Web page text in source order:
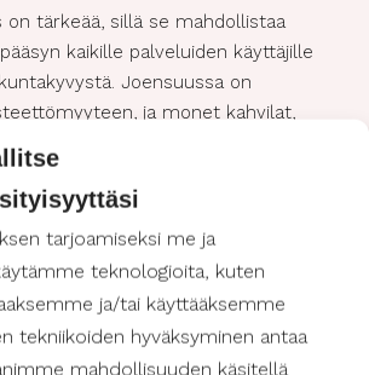
tarjoamiseksi me ja
teknologioita, kuten
ja/tai käyttääksemme
tekniikoiden hyväksyminen antaa
mahdollisuuden käsitellä
tärkeää, sillä se mahdollistaa
kaikille palveluiden käyttäjille
Joensuussa on
ja monet kahvilat,
baarit tarjoavat esteettömän
käyttäville kuin muille
asiakkaille. Esimerkiksi
pääsee helposti
pitkin.
on otettu käyttöön luiskat ja
kynnyksiä ja parannettu wc-tilojen